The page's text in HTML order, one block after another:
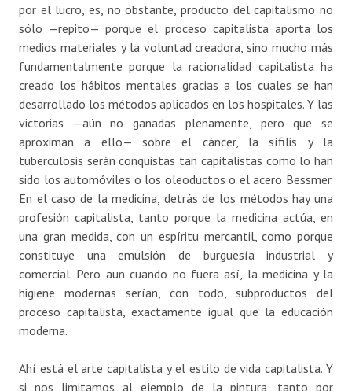
por el lucro, es, no obstante, producto del capitalismo no
sólo —repito— porque el proceso capitalista aporta los
medios materiales y la voluntad creadora, sino mucho más
fundamentalmente porque la racionalidad capitalista ha
creado los hábitos mentales gracias a los cuales se han
desarrollado los métodos aplicados en los hospitales. Y las
victorias —aún no ganadas plenamente, pero que se
aproximan a ello— sobre el cáncer, la sífilis y la
tuberculosis serán conquistas tan capitalistas como lo han
sido los automóviles o los oleoductos o el acero Bessmer.
En el caso de la medicina, detrás de los métodos hay una
profesión capitalista, tanto porque la medicina actúa, en
una gran medida, con un espíritu mercantil, como porque
constituye una emulsión de burguesía industrial y
comercial. Pero aun cuando no fuera así, la medicina y la
higiene modernas serían, con todo, subproductos del
proceso capitalista, exactamente igual que la educación
moderna.
Ahí está el arte capitalista y el estilo de vida capitalista. Y
si nos limitamos al ejemplo de la pintura, tanto por